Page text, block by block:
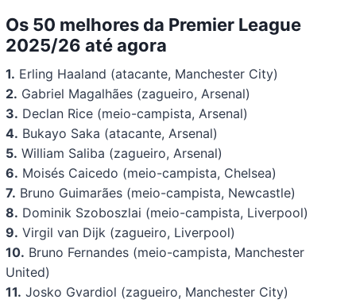
Os 50 melhores da Premier League
2025/26 até agora
1. Erling Haaland (atacante, Manchester City)
2. Gabriel Magalhães (zagueiro, Arsenal)
3. Declan Rice (meio-campista, Arsenal)
4. Bukayo Saka (atacante, Arsenal)
5. William Saliba (zagueiro, Arsenal)
6. Moisés Caicedo (meio-campista, Chelsea)
7. Bruno Guimarães (meio-campista, Newcastle)
8. Dominik Szoboszlai (meio-campista, Liverpool)
9. Virgil van Dijk (zagueiro, Liverpool)
10. Bruno Fernandes (meio-campista, Manchester
United)
11. Josko Gvardiol (zagueiro, Manchester City)